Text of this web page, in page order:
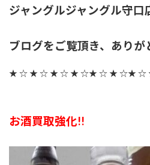
ジャングルジャングル守口
ブログをご覧頂き、ありが
★ ☆ ★ ☆ ★ ☆ ★ ☆★ ☆ ★ ☆★ ☆
お酒買取強化!!